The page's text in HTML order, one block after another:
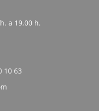
a 19,00 h.
10 63